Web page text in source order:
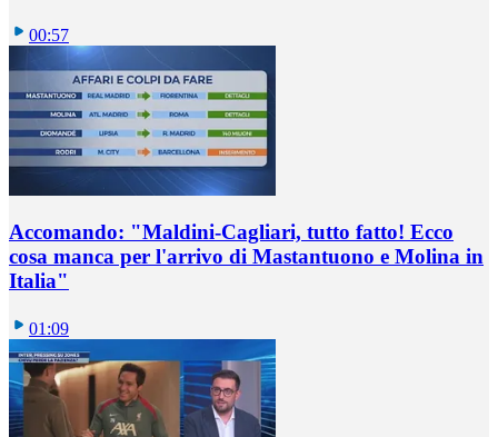
00:57
Accomando: "Maldini-Cagliari, tutto fatto! Ecco
cosa manca per l'arrivo di Mastantuono e Molina in
Italia"
01:09